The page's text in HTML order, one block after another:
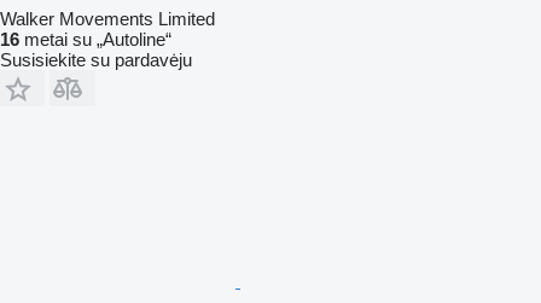
Walker Movements Limited
16 metai su „Autoline“
Susisiekite su pardavėju